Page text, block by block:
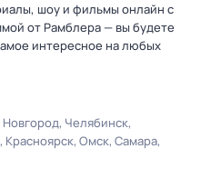
шоу и фильмы онлайн с
от Рамблера — вы будете
интересное на любых
Челябинск
Красноярск Омск Самара